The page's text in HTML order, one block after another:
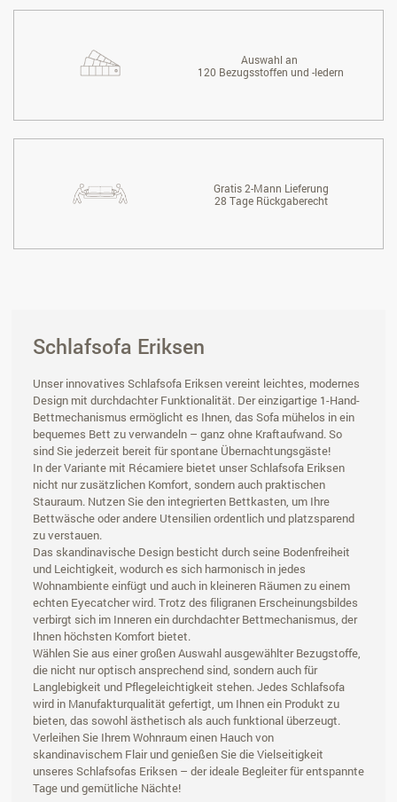
Auswahl an
120 Bezugsstoffen und -ledern
Gratis 2-Mann Lieferung
28 Tage Rückgaberecht
Schlafsofa Eriksen
Unser innovatives Schlafsofa Eriksen vereint leichtes, modernes
Design mit durchdachter Funktionalität. Der einzigartige 1-Hand-
Bettmechanismus ermöglicht es Ihnen, das Sofa mühelos in ein
bequemes Bett zu verwandeln – ganz ohne Kraftaufwand. So
sind Sie jederzeit bereit für spontane Übernachtungsgäste!
In der Variante mit Récamiere bietet unser Schlafsofa Eriksen
nicht nur zusätzlichen Komfort, sondern auch praktischen
Stauraum. Nutzen Sie den integrierten Bettkasten, um Ihre
Bettwäsche oder andere Utensilien ordentlich und platzsparend
zu verstauen.
Das skandinavische Design besticht durch seine Bodenfreiheit
und Leichtigkeit, wodurch es sich harmonisch in jedes
Wohnambiente einfügt und auch in kleineren Räumen zu einem
echten Eyecatcher wird. Trotz des filigranen Erscheinungsbildes
verbirgt sich im Inneren ein durchdachter Bettmechanismus, der
Ihnen höchsten Komfort bietet.
Wählen Sie aus einer großen Auswahl ausgewählter Bezugstoffe,
die nicht nur optisch ansprechend sind, sondern auch für
Langlebigkeit und Pflegeleichtigkeit stehen. Jedes Schlafsofa
wird in Manufakturqualität gefertigt, um Ihnen ein Produkt zu
bieten, das sowohl ästhetisch als auch funktional überzeugt.
Verleihen Sie Ihrem Wohnraum einen Hauch von
skandinavischem Flair und genießen Sie die Vielseitigkeit
unseres Schlafsofas Eriksen – der ideale Begleiter für entspannte
Tage und gemütliche Nächte!